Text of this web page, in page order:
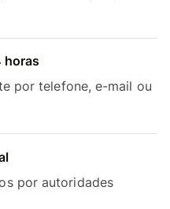
horas
por telefone, e-mail ou
por autoridades